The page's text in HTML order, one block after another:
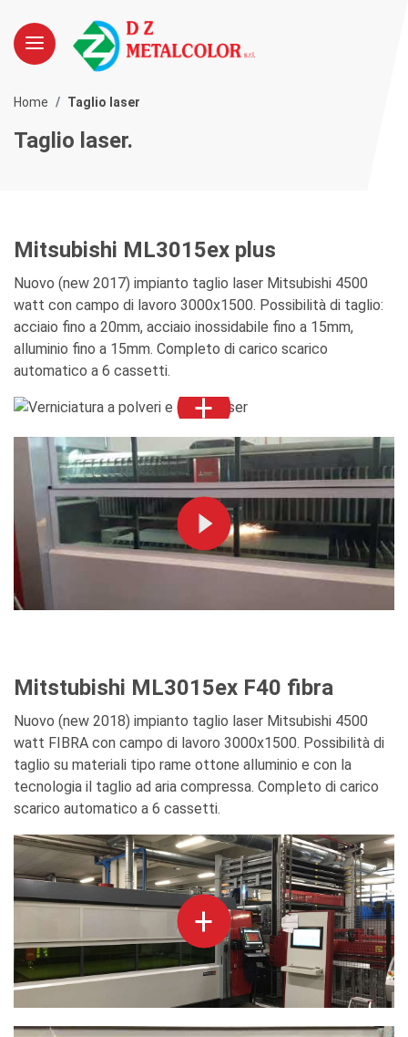
Home Taglio laser
Taglio laser.
Mitsubishi ML3015ex plus
Nuovo (new 2017) impianto taglio laser Mitsubishi 4500
watt con campo di lavoro 3000x1500. Possibilità di taglio:
acciaio fino a 20mm, acciaio inossidabile fino a 15mm,
alluminio fino a 15mm. Completo di carico scarico
automatico a 6 cassetti.
Mitstubishi ML3015ex F40 fibra
Nuovo (new 2018) impianto taglio laser Mitsubishi 4500
watt FIBRA con campo di lavoro 3000x1500. Possibilità di
taglio su materiali tipo rame ottone alluminio e con la
tecnologia il taglio ad aria compressa. Completo di carico
scarico automatico a 6 cassetti.